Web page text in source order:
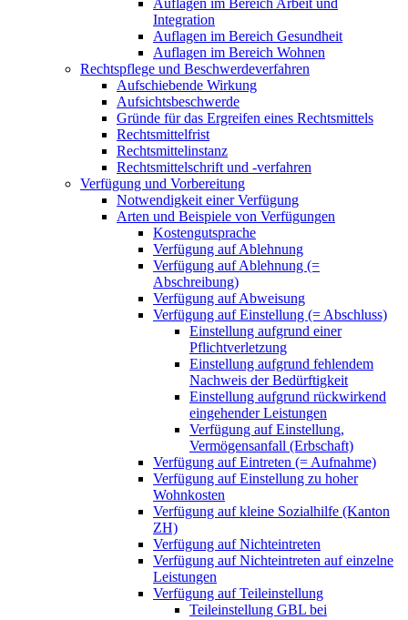
Integration
Auflagen im Bereich Gesundheit
Auflagen im Bereich Wohnen
Rechtspflege und Beschwerdeverfahren
Aufschiebende Wirkung
Aufsichtsbeschwerde
Gründe für das Ergreifen eines Rechtsmittels
Rechtsmittelfrist
Rechtsmittelinstanz
Rechtsmittelschrift und -verfahren
Verfügung und Vorbereitung
Notwendigkeit einer Verfügung
Arten und Beispiele von Verfügungen
Kostengutsprache
Verfügung auf Ablehnung
Verfügung auf Ablehnung (=
Abschreibung)
Verfügung auf Abweisung
Verfügung auf Einstellung (= Abschluss)
Einstellung aufgrund einer
Pflichtverletzung
Einstellung aufgrund fehlendem
Nachweis der Bedürftigkeit
Einstellung aufgrund rückwirkend
eingehender Leistungen
Verfügung auf Einstellung,
Vermögensanfall (Erbschaft)
Verfügung auf Eintreten (= Aufnahme)
Verfügung auf Einstellung zu hoher
Wohnkosten
Verfügung auf kleine Sozialhilfe (Kanton
ZH)
Verfügung auf Nichteintreten
Verfügung auf Nichteintreten auf einzelne
Leistungen
Verfügung auf Teileinstellung
Teileinstellung GBL bei